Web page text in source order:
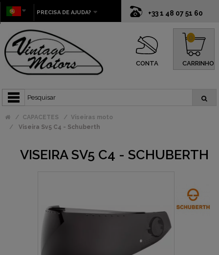
+33 1 48 07 51 60
PRECISA DE AJUDA?
CONTA CARRINHO
0
CAPACETES
Viseiras moto
Viseira Sv5 C4 - Schuberth
VISEIRA SV5 C4 - SCHUBERTH